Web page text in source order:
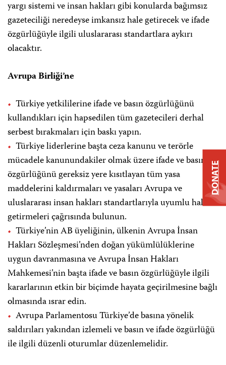
yargı sistemi ve insan hakları gibi konularda bağımsız
gazeteciliği neredeyse imkansız hale getirecek ve ifade
özgürlüğüyle ilgili uluslararası standartlara aykırı
olacaktır.
Avrupa Birliği’ne
Türkiye yetkililerine ifade ve basın özgürlüğünü
kullandıkları için hapsedilen tüm gazetecileri derhal
serbest bırakmaları için baskı yapın.
Türkiye liderlerine başta ceza kanunu ve terörle
mücadele kanunundakiler olmak üzere ifade ve basın
özgürlüğünü gereksiz yere kısıtlayan tüm yasa
maddelerini kaldırmaları ve yasaları Avrupa ve
uluslararası insan hakları standartlarıyla uyumlu hale
getirmeleri çağrısında bulunun.
Türkiye’nin AB üyeliğinin, ülkenin Avrupa İnsan
Hakları Sözleşmesi’nden doğan yükümlülüklerine
uygun davranmasına ve Avrupa İnsan Hakları
Mahkemesi’nin başta ifade ve basın özgürlüğüyle ilgili
kararlarının etkin bir biçimde hayata geçirilmesine bağlı
olmasında ısrar edin.
Avrupa Parlamentosu Türkiye’de basına yönelik
saldırıları yakından izlemeli ve basın ve ifade özgürlüğü
ile ilgili düzenli oturumlar düzenlemelidir.
DONATE